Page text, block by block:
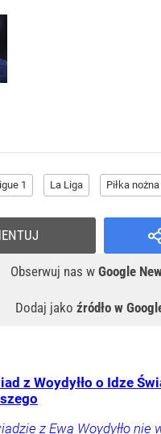
1 La Liga Piłka nożna
Obserwuj nas w Google
Dodaj jako źródło w
z Woydyłło o Idze
z Ewą Woydyłło nie